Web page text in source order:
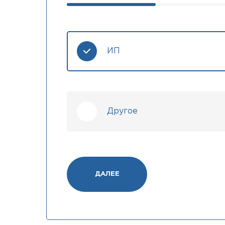
ИП
Другое
ДАЛЕЕ